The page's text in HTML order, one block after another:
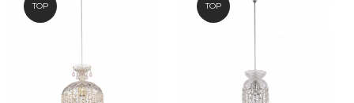
TOP TOP